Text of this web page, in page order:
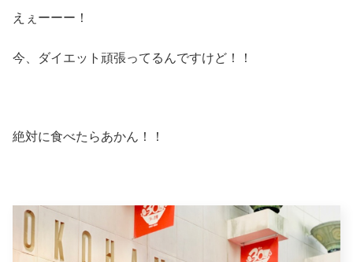
えぇーーー！
今、ダイエット頑張ってるんですけど！！
絶対に食べたらあかん！！